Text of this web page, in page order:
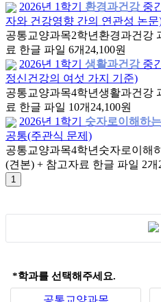
2026년 1학기
환경과건강 중
자와 건강영향 간의 연관성 논문
공통교양과목2학년 환경과건강
료 한글 파일 6개 24,100원
2026년 1학기
생활과건강 중
정신건강의 여섯 가지 기준)
공통교양과목4학년생활과건강
료 한글 파일 10개 24,100원
2026년 1학기
숫자로이해하
공통(주관식 문제)
공통교양과목4학년 숫자로이해
(견본) + 참고자료 한글 파일 2개
*학과를 선택해주세요.
공통교양과목